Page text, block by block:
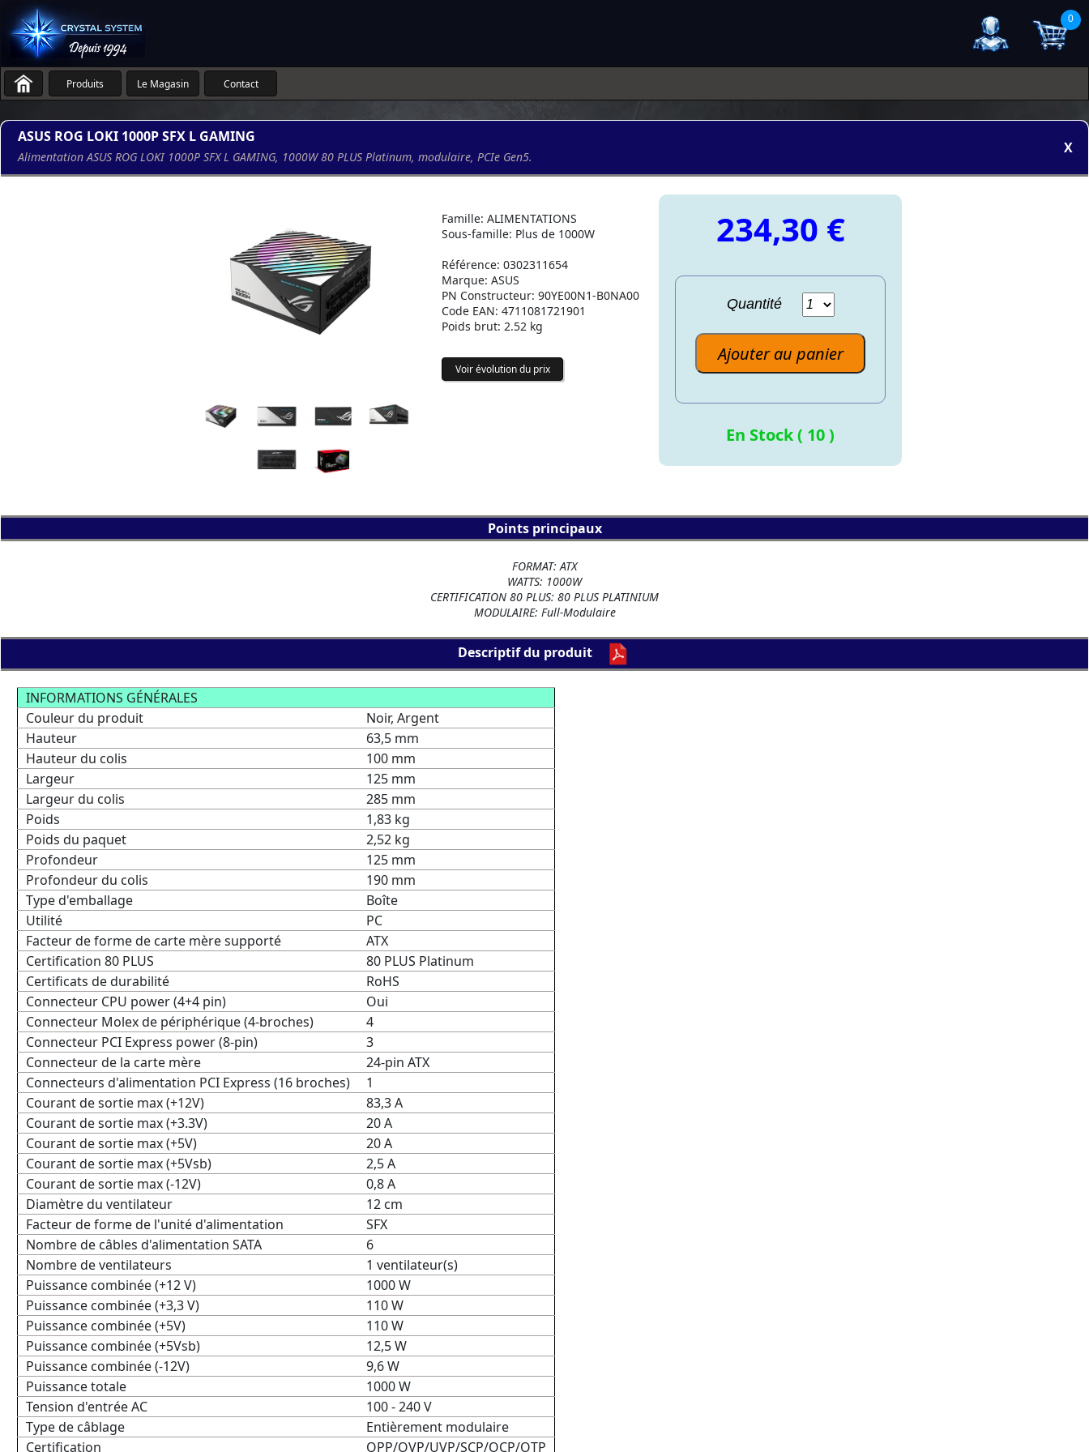
0
Produits Le Magasin Contact
ASUS ROG LOKI 1000P SFX L GAMING
Alimentation ASUS ROG LOKI 1000P SFX L GAMING, 1000W 80 PLUS Platinum, modulaire, PCIe Gen5.
X
Famille: ALIMENTATIONS
Sous-famille: Plus de 1000W
Référence: 0302311654
Marque: ASUS
PN Constructeur: 90YE00N1-B0NA00
Code EAN: 4711081721901
Poids brut: 2.52 kg
Voir évolution du prix
234,30 €
Quantité
Ajouter au panier
En Stock ( 10 )
Points principaux
FORMAT: ATX
WATTS: 1000W
CERTIFICATION 80 PLUS: 80 PLUS PLATINIUM
MODULAIRE: Full-Modulaire
Descriptif du produit
INFORMATIONS GÉNÉRALES
Couleur du produit
Noir, Argent
Hauteur
63,5 mm
Hauteur du colis
100 mm
Largeur
125 mm
Largeur du colis
285 mm
Poids
1,83 kg
Poids du paquet
2,52 kg
Profondeur
125 mm
Profondeur du colis
190 mm
Type d'emballage
Boîte
Utilité
PC
Facteur de forme de carte mère supporté
ATX
Certification 80 PLUS
80 PLUS Platinum
Certificats de durabilité
RoHS
Connecteur CPU power (4+4 pin)
Oui
Connecteur Molex de périphérique (4-broches)
4
Connecteur PCI Express power (8-pin)
3
Connecteur de la carte mère
24-pin ATX
Connecteurs d'alimentation PCI Express (16 broches)
1
Courant de sortie max (+12V)
83,3 A
Courant de sortie max (+3.3V)
20 A
Courant de sortie max (+5V)
20 A
Courant de sortie max (+5Vsb)
2,5 A
Courant de sortie max (-12V)
0,8 A
Diamètre du ventilateur
12 cm
Facteur de forme de l'unité d'alimentation
SFX
Nombre de câbles d'alimentation SATA
6
Nombre de ventilateurs
1 ventilateur(s)
Puissance combinée (+12 V)
1000 W
Puissance combinée (+3,3 V)
110 W
Puissance combinée (+5V)
110 W
Puissance combinée (+5Vsb)
12,5 W
Puissance combinée (-12V)
9,6 W
Puissance totale
1000 W
Tension d'entrée AC
100 - 240 V
Type de câblage
Entièrement modulaire
Certification
OPP/OVP/UVP/SCP/OCP/OTP